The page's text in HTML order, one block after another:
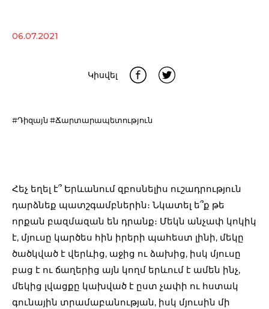
06.07.2021
Կիսվել
#Դիզայն #Ճարտարապետություն
Հեչ եղել է՞ Երևանում զբոսնելիս ուշադրություն
դարձնեք պատշգամբներին։ Նկատել ե՞ք թե
որքան բազմազան են դրանք։ Մեկն անչափ կոկիկ
է, մյուսը կարծես հին իրերի պահեստ լինի, մեկը
ծածկված է վերևից, աջից ու ձախից, իսկ մյուսը
բաց է ու ճաղերից այն կողմ երևում է ամեն ինչ,
մեկից լվացքը կախված է ըստ չափի ու հստակ
գունային տրամաբանության, իսկ մյուսին մի